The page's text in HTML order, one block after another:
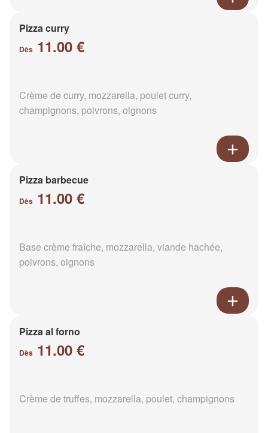
Pizza curry
Dès 11.00 €
Crème de curry, mozzarella, poulet curry,
champignons, poivrons, oignons
Pizza barbecue
Dès 11.00 €
Base crème fraîche, mozzarella, viande hachée,
poivrons, oignons
Pizza al forno
Dès 11.00 €
Crème de truffes, mozzarella, poulet, champignons